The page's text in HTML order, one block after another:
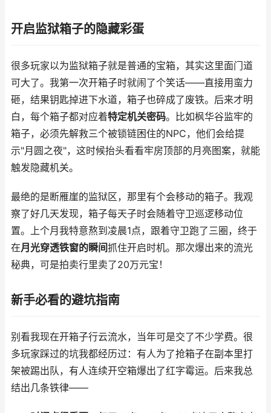
开启监狱箱子的隐藏彩蛋
很多玩家以为监狱箱子就是普通的宝箱，其实这里面门道
可大了。我第一次开箱子时就闹了个笑话——直接用蛮力
砸，结果钥匙掉进下水道，箱子也碎成了废铁。后来才明
白，每个箱子都对应着特定机关密码。比如枫华谷监牢的
箱子，必须先解救三个被锁链困住的NPC，他们会给提
示"月圆之夜"，这时候抬头看看牢房顶部的月亮图案，就能
触发隐藏机关。
最绝的是断雁崖的监狱区，那里有个会移动的箱子。我观
察了好几天发现，箱子每天子时会随着守卫巡逻移动位
置。上个月我特意熬到凌晨1点，跟着守卫跑了三圈，终于
在月光穿透铁窗的瞬间抓住开启时机。那次爆出来的流光
秘典，可是拍卖行里卖了20万元宝！
新手必看的避坑指南
别看我现在开箱子行云流水，当年可是交了不少学费。很
多玩家踩过的坑我都经历过：有人为了抢箱子在副本里打
架被踢出队，有人连续开空箱爆出了红字霉运。后来我总
结出几条铁律——